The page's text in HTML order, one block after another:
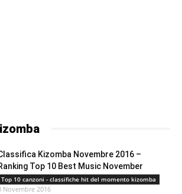
Kizomba Novembre 2016 –
Top 10 Best Music November
Top 10 canzoni - classifiche hit del momento kizomba
Novembre 2016